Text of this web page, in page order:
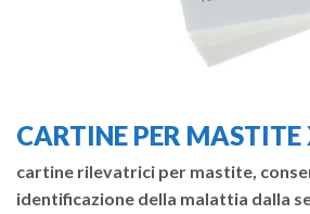
CARTINE PER MASTITE
cartine rilevatrici per mastite,
identificazione della malattia dalla